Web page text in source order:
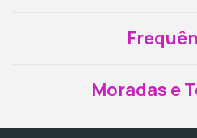
Moradas e